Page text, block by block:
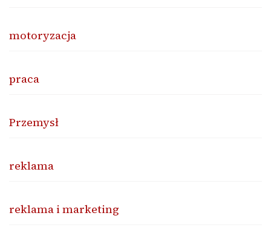
motoryzacja
praca
Przemysł
reklama
reklama i marketing